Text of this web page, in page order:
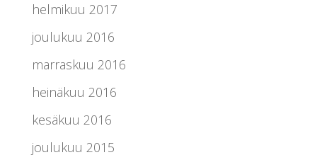
helmikuu 2017
joulukuu 2016
marraskuu 2016
heinäkuu 2016
kesäkuu 2016
joulukuu 2015